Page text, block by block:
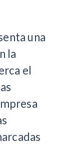
una
la
el